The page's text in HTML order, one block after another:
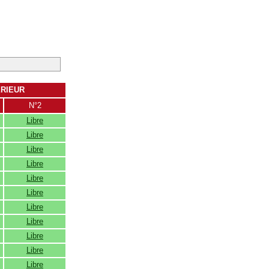
N°2
Libre
Libre
Libre
Libre
Libre
Libre
Libre
Libre
Libre
Libre
Libre